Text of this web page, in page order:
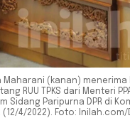
Maharani (kanan)
RUU TPKS dari Menteri
Sidang Paripurna DPR di
4/2022). Foto: Inilah.com/